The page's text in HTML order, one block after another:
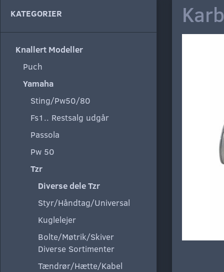
KATEGORIER
Knallert Modeller
Puch
Yamaha
Sting/Pw50/80
Fs1.. Restsalg udgår
Passola
Pw 50
Tzr
Diverse dele Tzr
Styr/Håndtag/Universal
Kuglelejer
Bolte/Møtrik/Skiver
Diverse Sortimenter
Tændrør/Hætte/Kabel